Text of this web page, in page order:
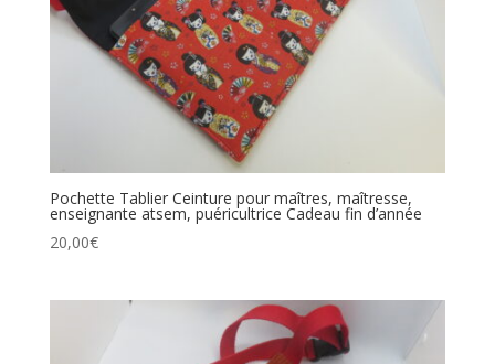
Pochette Tablier Ceinture pour maîtres, maîtresse,
enseignante atsem, puéricultrice Cadeau fin d’année
20,00€